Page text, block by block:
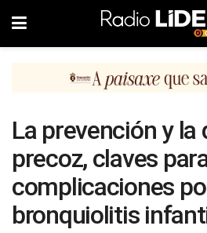
La prevención y la
precoz, claves
complicaciones
bronquiolitis